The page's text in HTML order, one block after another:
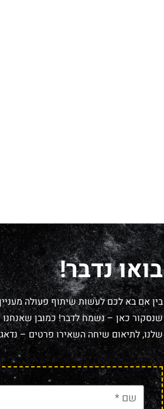
בואו נדבר!
בין אם בא לכם לעשות שיתוף פעולה
שנסקור כאן – נשמח לדבר! כמובן שאנחנו
שלנו, לתיאום שיחה השאירו פרטים –